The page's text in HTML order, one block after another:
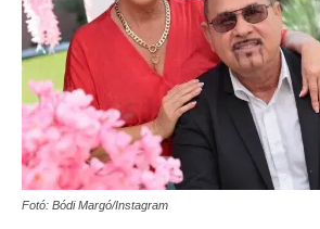
Fotó: Bódi Margó/Instagram